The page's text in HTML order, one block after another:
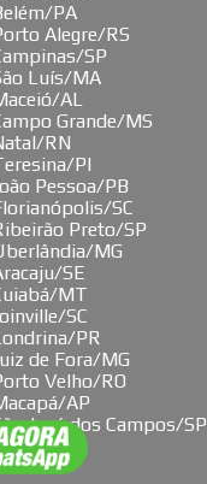
PA
Alegre/RS
SP
Luís/MA
AL
Grande/MS
RN
PI
Pessoa/PB
SC
Preto/SP
MG
SE
MT
SC
PR
de Fora/MG
Velho/RO
AP
José dos Campos/SP